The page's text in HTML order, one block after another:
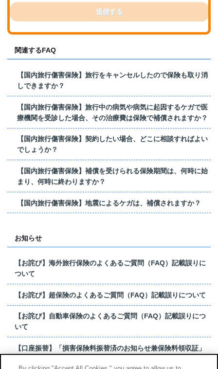
送信する
関連するFAQ
【国内旅行傷害保険】旅行をキャンセルしたので保険も取り消
しできますか？
【国内旅行傷害保険】旅行中の病気や病気に起因するケガで医
療機関を受診した場合、その治療費は保険で補償されますか？
【国内旅行傷害保険】契約したい場合、どこに相談すればよい
でしょうか？
【国内旅行傷害保険】補償を受けられる保険期間は、何時に始
まり、何時に終わりますか？
【国内旅行傷害保険】地震によるケガは、補償されますか？
お知らせ
【お詫び】海外旅行保険のよくあるご質問（FAQ）記載誤りに
ついて
【お詫び】超保険のよくあるご質問（FAQ）記載誤りについて
【お詫び】自動車保険のよくあるご質問（FAQ）記載誤りにつ
いて
【口座振替】「損害保険料振替済のお知らせ兼保険料領収証」